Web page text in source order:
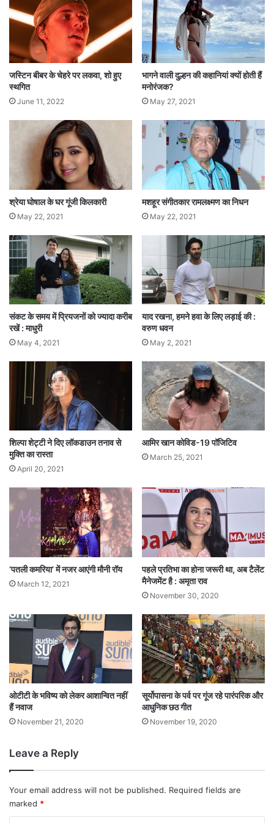
क
रो
की
हे
रो
इ
न
सा
जस्टिन बीबर के चेहरे पर लकवा, शो हुए
स्थगित
June 11, 2022
भागने वाली दुल्हन की कहानियां क्यों होती हैं
मनोरंजक?
May 27, 2021
श्रेया घोषाल के घर गूंजी किलकारी
May 22, 2021
मशहूर संगीतकार रामलक्ष्मण का निधन
May 22, 2021
संकट के समय में प्रियजनों को ज्यादा करीब
रखें : माधुरी
May 4, 2021
याद रखना, हमने हवा के लिए लड़ाई की :
वरुण धवन
May 2, 2021
शिल्पा शेट्टी ने दिए लॉकडाउन तनाव से
मुक्ति का रास्ता
April 20, 2021
आमिर खान कोविड-19 पॉजिटिव
March 25, 2021
‘पतली कमरिया’ में नजर आएंगी मौनी रॉय
March 12, 2021
पहले प्रतिभा का होना जरूरी था, अब टैलेंट
मैनेजमेंट है : अमृता राव
November 30, 2020
ओटीटी के भविष्य को लेकर आशान्वित नहीं
हैं नवाज
November 21, 2020
सूर्योपासना के पर्व पर गूंज रहे पारंपरिक और
आधुनिक छठ गीत
November 19, 2020
Leave a Reply
Your email address will not be published. Required fields are
marked *